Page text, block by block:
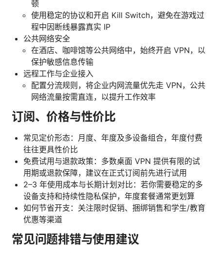
顿
使用稳定的协议和开启 Kill Switch，避免在游戏过
程中因断线暴露真实 IP
公共网络安全
在酒店、咖啡馆等公共网络中，始终开启 VPN，以
保护敏感信息传输
远程工作与企业接入
配置分流规则，将企业内网流量优先走 VPN，公共
网络流量按需直连，以提升工作效率
订阅、价格与性价比
常见定价形态：月度、年度及多设备组合，年度付费
往往更具性价比
免费试用与退款政策：多数桌面 VPN 提供有限的试
用期或退款保障，建议在正式订阅前先进行试用
2–3 年使用成本与长期计划对比：若你需要稳定的多
设备支持和持续性隐私保护，年度套餐通常更划算
如何节省开支：关注限时促销、捆绑销售和学生/教育
优惠等渠道
常见问题排错与使用建议